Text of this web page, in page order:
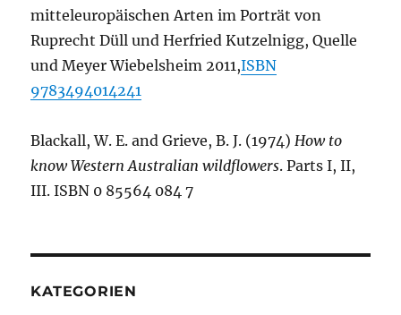
mitteleuropäischen Arten im Porträt von
Ruprecht Düll und Herfried Kutzelnigg, Quelle
und Meyer Wiebelsheim 2011,ISBN
9783494014241
Blackall, W. E. and Grieve, B. J. (1974) How to
know Western Australian wildflowers. Parts I, II,
III. ISBN 0 85564 084 7
KATEGORIEN